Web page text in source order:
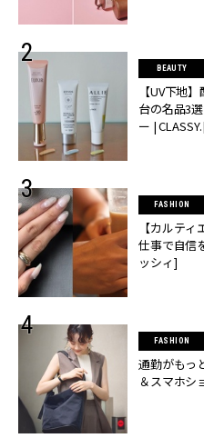
BEAUTY
【UV下地
台の名品3
ー |
FASHION
【カルテ
仕事で自信
ッシィ]
FASHION
通勤がもっ
＆スマホシ